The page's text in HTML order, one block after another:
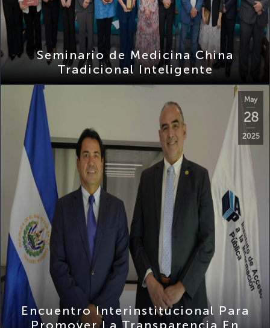
Seminario de Medicina China
Tradicional Inteligente
28
2025
Encuentro Interinstitucional Para
Promover La Transparencia En
Procesos Administrativos CSSP